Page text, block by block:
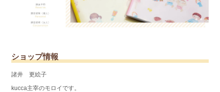
ショップ情報
諸井 更絵子
kucca主宰のモロイです。